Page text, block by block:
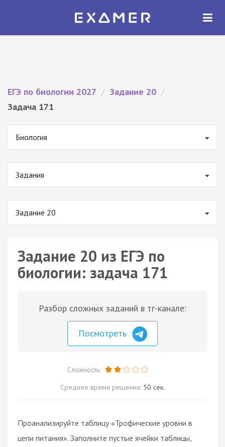
Экзамер — ЕГЭ 2027
ОТКРЫТЬ
ЕГЭ по биологии 2027 / Задание 20 /
Задача 171
Биология
Задания
Задание 20
Задание 20 из ЕГЭ по
биологии: задача 171
Разбор сложных заданий в тг-канале:
Посмотреть
Сложность:
Среднее время решения: 50 сек.
Проанализируйте таблицу «Трофические уровни в
цепи питания». Заполните пустые ячейки таблицы,